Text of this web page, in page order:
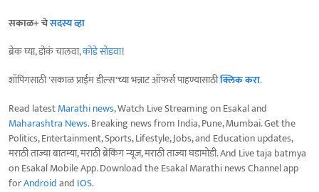
सकाळ+ चेसदस्य व्हा
ब्रेक घ्या, डोकं चालवा,कोडे सोडवा!
शॉपिंगसाठी 'सकाळ प्राईम डील्स'च्या भन्नाट ऑफर्स पाहण्यासाठीक्लिक करा.
Read latestMarathi news, Watch Live Streaming on Esakal and
Maharashtra News. Breaking news from India, Pune, Mumbai. Get the
Politics, Entertainment, Sports, Lifestyle, Jobs, and Education updates,
मराठी ताज्या बातम्या, मराठी ब्रेकिंग न्यूज, मराठी ताज्या घडामोडी. And Live taja batmya
on Esakal Mobile App. Download the Esakal Marathi news Channel app
forAndroidand IOS.